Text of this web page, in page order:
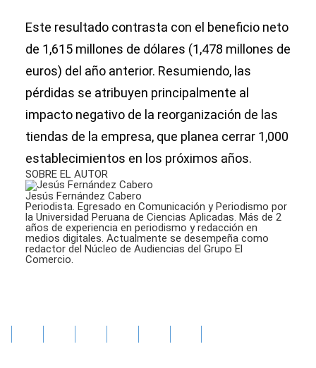
Este resultado contrasta con el beneficio neto
de 1,615 millones de dólares (1,478 millones de
euros) del año anterior. Resumiendo, las
pérdidas se atribuyen principalmente al
impacto negativo de la reorganización de las
tiendas de la empresa, que planea cerrar 1,000
establecimientos en los próximos años.
SOBRE EL AUTOR
Jesús Fernández Cabero
Periodista. Egresado en Comunicación y Periodismo por
la Universidad Peruana de Ciencias Aplicadas. Más de 2
años de experiencia en periodismo y redacción en
medios digitales. Actualmente se desempeña como
redactor del Núcleo de Audiencias del Grupo El
Comercio.